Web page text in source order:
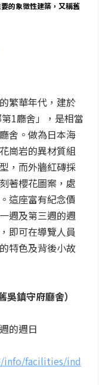
的象徵性建築，又稱舊
繁華年代，建於
1廳舍」，是相當
舍。做為日本海
崗岩的異材質組
，而外牆紅磚採
著櫻花圖案，處
這座富有紀念價
週及第三週的週
即可在導覽人員
特色及背後小故
鎮守府廳舍）
的週日
info/facilities/ind